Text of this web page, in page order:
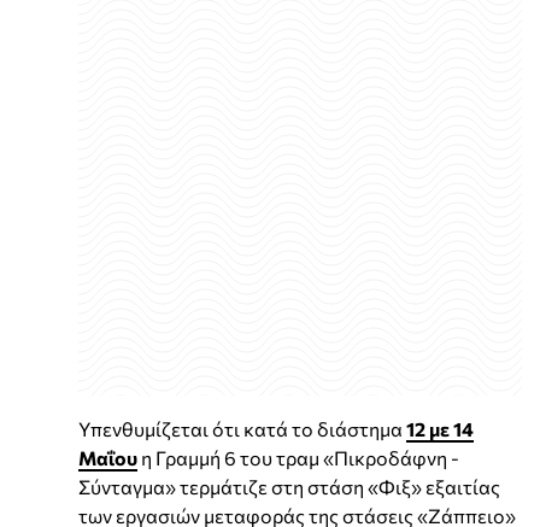
Υπενθυμίζεται ότι κατά το διάστημα 12 με 14
Μαΐου η Γραμμή 6 του τραμ «Πικροδάφνη -
Σύνταγμα» τερμάτιζε στη στάση «Φιξ» εξαιτίας
των εργασιών μεταφοράς της στάσεις «Ζάππειο»